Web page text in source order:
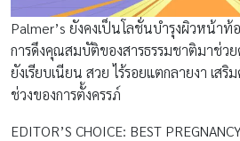
Palmer’s ยังคงเป็นโลชั่นบำรุงผิวหน้า
การดึงคุณสมบัติของสารธรรมชาติมาช่ว
ยังเรียบเนียน สวย ไร้รอยแตกลายงา เส
ช่วงของการตั้งครรภ์
EDITOR’S CHOICE: BEST